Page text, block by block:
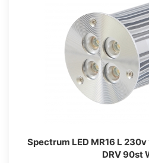
Spectrum LED MR16 L
DRV 90st